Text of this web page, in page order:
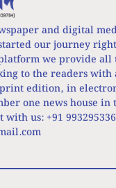
and digital
our journey
we provide all
to the readers with
edition, in
one news house in
us: +91